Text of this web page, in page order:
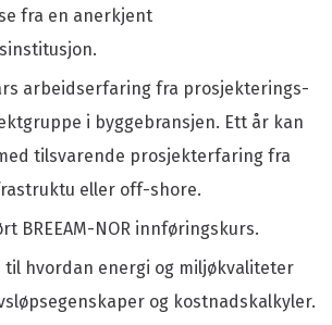
fra en anerkjent
arbeidserfaring fra prosjekterings-
i byggebransjen. Ett år kan
tilsvarende prosjekterfaring fra
eller off-shore.
BREEAM-NOR innføringskurs.
til hvordan energi og miljøkvaliteter
og kostnadskalkyler.